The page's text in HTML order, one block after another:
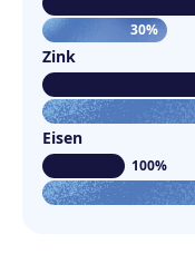
30%
Zink
Eisen
100%